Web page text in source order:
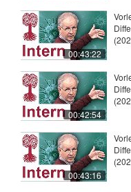
00:43:22
00:42:54
00:43:16